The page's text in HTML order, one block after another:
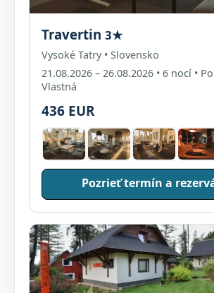
Travertin 3★
Vysoké Tatry • Slovensko
21.08.2026 – 26.08.2026 • 6 nocí •
Vlastná
436 EUR
Pozrieť termín a